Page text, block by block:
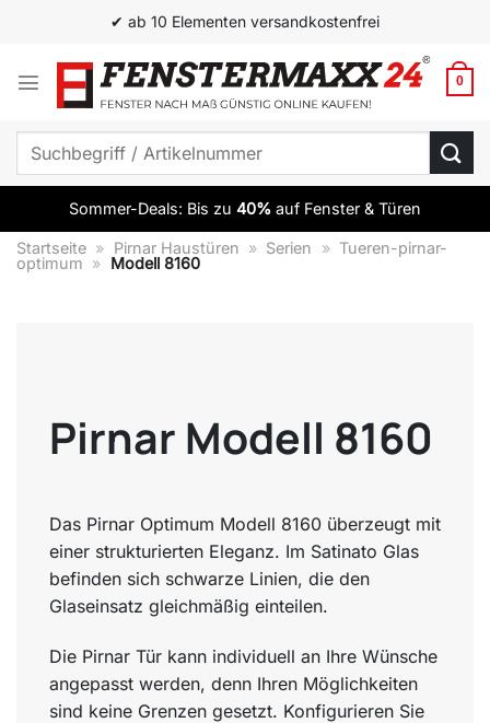
springen
✔ ab 10 Elementen versandkostenfrei
0
Suchen
Sommer-Deals: Bis zu 40% auf Fenster & Türen
Startseite » Pirnar Haustüren » Serien » Tueren-pirnar-
optimum » Modell 8160
Pirnar Modell 8160
Das Pirnar Optimum Modell 8160 überzeugt mit
einer strukturierten Eleganz. Im Satinato Glas
befinden sich schwarze Linien, die den
Glaseinsatz gleichmäßig einteilen.
Die Pirnar Tür kann individuell an Ihre Wünsche
angepasst werden, denn Ihren Möglichkeiten
sind keine Grenzen gesetzt. Konfigurieren Sie